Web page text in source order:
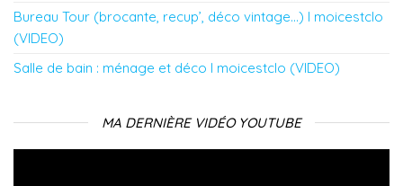
Bureau Tour (brocante, recup’, déco vintage…) l moicestclo
(VIDEO)
Salle de bain : ménage et déco l moicestclo (VIDEO)
MA DERNIÈRE VIDÉO YOUTUBE